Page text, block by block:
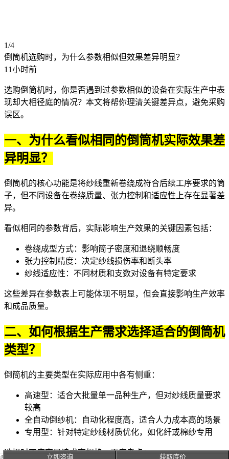
1/4
倒筒机选购时，为什么参数相似但效果差异明显？
11小时前
选购倒筒机时，你是否遇到过参数相似的设备在实际生产中表
现却大相径庭的情况？本文将帮你理清关键差异点，避免采购
误区。
一、为什么看似相同的倒筒机实际效果差
异明显？
倒筒机的核心功能是将纱线重新卷绕成符合后续工序要求的筒
子，但不同设备在卷绕质量、张力控制和适应性上存在显著差
异。
看似相同的参数背后，实际影响生产效果的关键因素包括：
卷绕成型方式：影响筒子密度和退绕顺畅度
张力控制精度：决定纱线损伤率和断头率
纱线适应性：不同材质和支数对设备有特定要求
这些差异在参数表上可能体现不明显，但会直接影响生产效率
和成品质量。
二、如何根据生产需求选择适合的倒筒机
类型？
倒筒机的主要类型在实际应用中各有侧重：
高速型：适合大批量单一品种生产，但对纱线质量要求
较高
全自动倒纱机：自动化程度高，适合人力成本高的场景
专用型：针对特定纱线材质优化，如化纤或棉纱专用
选择时不应盲目追求高规格，而应考虑：
页 立即咨询 获取底价